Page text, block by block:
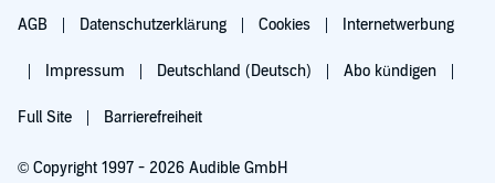
AGB Datenschutzerklärung Cookies Internetwerbung
Impressum Deutschland (Deutsch) Abo kündigen
Full Site Barrierefreiheit
© Copyright 1997 - 2026 Audible GmbH